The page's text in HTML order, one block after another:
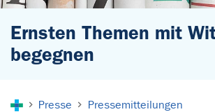
Ernsten Themen mit
begegnen
Presse
Pressemitteilungen